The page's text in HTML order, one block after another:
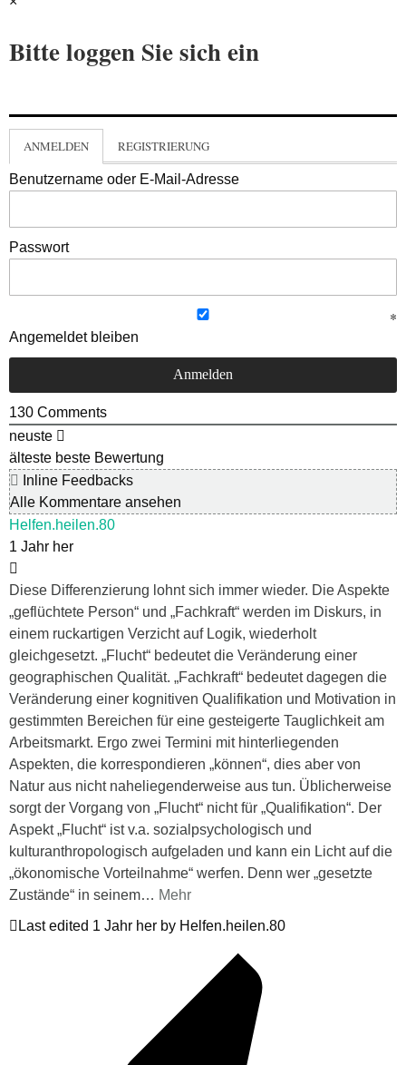
Bitte loggen Sie sich ein
ANMELDEN REGISTRIERUNG
Benutzername oder E-Mail-Adresse
Passwort
Angemeldet bleiben
130 Comments
neuste
älteste beste Bewertung
Inline Feedbacks
Alle Kommentare ansehen
Helfen.heilen.80
1 Jahr her
Diese Differenzierung lohnt sich immer wieder. Die Aspekte
„geflüchtete Person“ und „Fachkraft“ werden im Diskurs, in
einem ruckartigen Verzicht auf Logik, wiederholt
gleichgesetzt. „Flucht“ bedeutet die Veränderung einer
geographischen Qualität. „Fachkraft“ bedeutet dagegen die
Veränderung einer kognitiven Qualifikation und Motivation in
gestimmten Bereichen für eine gesteigerte Tauglichkeit am
Arbeitsmarkt. Ergo zwei Termini mit hinterliegenden
Aspekten, die korrespondieren „können“, dies aber von
Natur aus nicht naheliegenderweise aus tun. Üblicherweise
sorgt der Vorgang von „Flucht“ nicht für „Qualifikation“. Der
Aspekt „Flucht“ ist v.a. sozialpsychologisch und
kulturanthropologisch aufgeladen und kann ein Licht auf die
„ökonomische Vorteilnahme“ werfen. Denn wer „gesetzte
Zustände“ in seinem… Mehr
Last edited 1 Jahr her by Helfen.heilen.80